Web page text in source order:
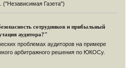
("Независимая Газета")
сотрудников и прибыльный
аудитора?"
проблемах аудиторов на примере
арбитражного решения по ЮКОСу.